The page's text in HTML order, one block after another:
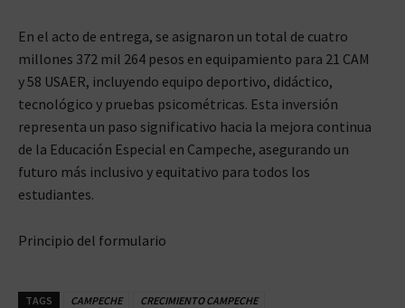
En el acto de entrega, se asignaron un total de cuatro
millones 372 mil 264 pesos en equipamiento para 21 CAM
y 58 USAER, incluyendo equipo deportivo, didáctico,
tecnológico y pruebas psicométricas. Esta inversión
representa un paso significativo hacia la mejora continua
de la Educación Especial en Campeche, asegurando un
futuro más inclusivo y equitativo para todos los
estudiantes.
Principio del formulario
TAGS CAMPECHE
CRECIMIENTO CAMPECHE